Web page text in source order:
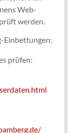
Web-
werden.
Einbettungen:
prüfen: